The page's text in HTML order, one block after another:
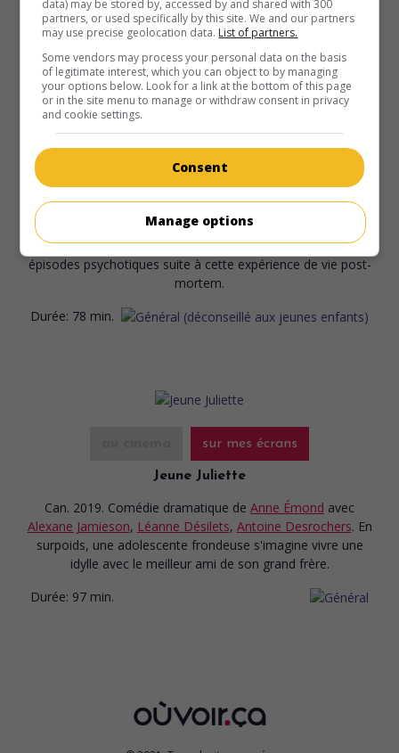
Durée: 85 min.
Lorsque le coeur dérange
Can. 2021. Dramede Philippe Cormier avec Rebecca Gibian
Karl Farah. Réanimée après avoir été
déclarée morte, une jeune femme fragile traverse des
épisodes psychotiques suite à cette expérience de vie post-
mortem.
Durée: 78 min.
sur mes écrans
Jeune Juliette
Can. 2019. Comédie dramatique de Anne Émond avec
Alexane Jamieson, Léanne Désilets, Antoine Desrochers. En
surpoids, une adolescente frondeuse s'imagine vivre une
idylle avec le meilleur ami de son grand frère.
Durée: 97 min.
data) may be stored by, accessed by and shared with 300
partners, or used specifically by this site. We and our partners
may use precise geolocation data. List of partners.
Some vendors may process your personal data on the basis
of legitimate interest, which you can object to by managing
your options below. Look for a link at the bottom of this page
or in the site menu to manage or withdraw consent in privacy
and cookie settings.
Consent
Manage options